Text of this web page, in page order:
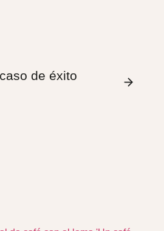
de éxito